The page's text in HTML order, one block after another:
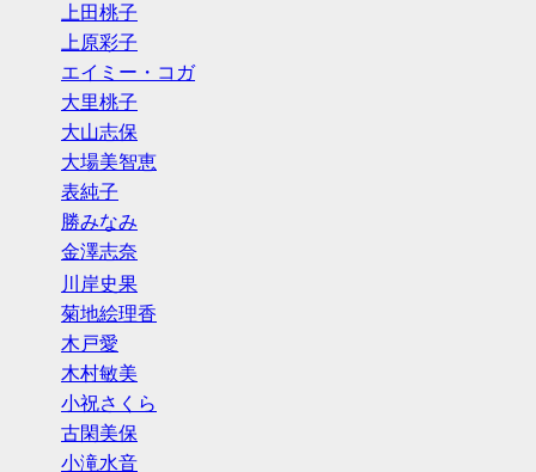
上田桃子
上原彩子
エイミー・コガ
大里桃子
大山志保
大場美智恵
表純子
勝みなみ
金澤志奈
川岸史果
菊地絵理香
木戸愛
木村敏美
小祝さくら
古閑美保
小滝水音